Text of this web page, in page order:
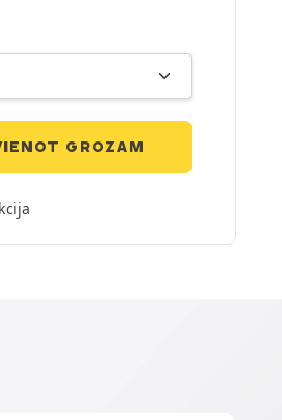
GROZAM